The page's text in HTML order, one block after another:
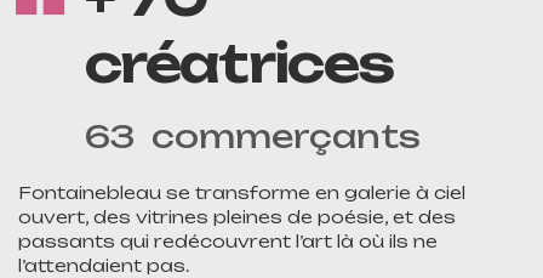
créatrices
63 commerçants
Fontainebleau se transforme en galerie à ciel
ouvert, des vitrines pleines de poésie, et des
passants qui redécouvrent l’art là où ils ne
l’attendaient pas.